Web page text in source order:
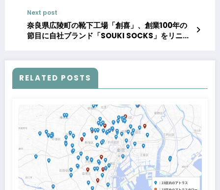
Next post
奈良県広陵町の靴下工場「創喜」、創業100年の
節目に自社ブランド「SOUKI SOCKS」をリニュ
RELATED POSTS